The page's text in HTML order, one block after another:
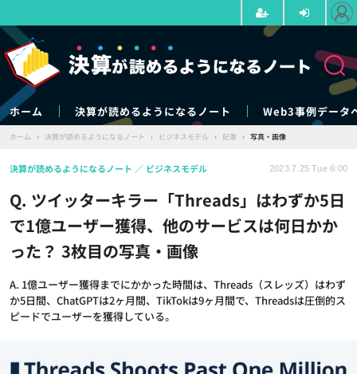
ホーム 決算が読めるようになるノート Web3事例データ
ホーム › 決算が読めるようになるノート › ビジネスモデル › 記事 › 写真・画像
Q. ツイッターキラー「Threads」はわずか5日
で1億ユーザー獲得、他のサービスは何日かか
った？ 3枚目の写真・画像
A. 1億ユーザー獲得までにかかった時間は、Threads（スレッズ）はわず
か5日間、ChatGPTは2ヶ月間、TikTokは9ヶ月間で、Threadsは圧倒的ス
ピードでユーザーを獲得している。
決算が読めるようになるノート ビジネスモデル 2023.7.25 Tue 6:00